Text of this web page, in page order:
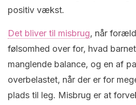
positiv vækst.
Det bliver til misbrug, når
følsomhed over for, hvad
manglende balance, og en af
overbelastet, når der er for
plads til leg. Misbrug er at